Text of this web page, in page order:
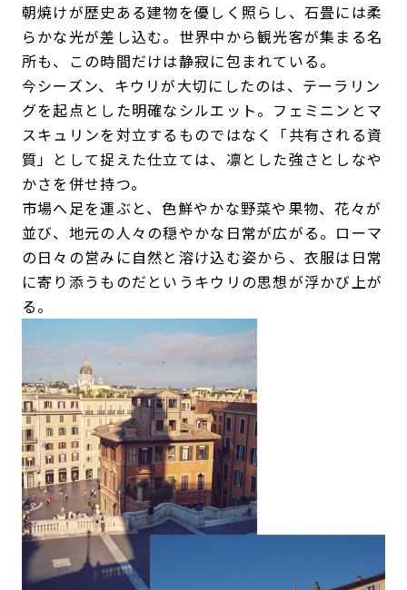
朝焼けが歴史ある建物を優しく照らし、石畳には柔
らかな光が差し込む。世界中から観光客が集まる名
所も、この時間だけは静寂に包まれている。
今シーズン、キウリが大切にしたのは、テーラリン
グを起点とした明確なシルエット。フェミニンとマ
スキュリンを対立するものではなく「共有される資
質」として捉えた仕立ては、凛とした強さとしなや
かさを併せ持つ。
市場へ足を運ぶと、色鮮やかな野菜や果物、花々が
並び、地元の人々の穏やかな日常が広がる。ローマ
の日々の営みに自然と溶け込む姿から、衣服は日常
に寄り添うものだというキウリの思想が浮かび上が
る。